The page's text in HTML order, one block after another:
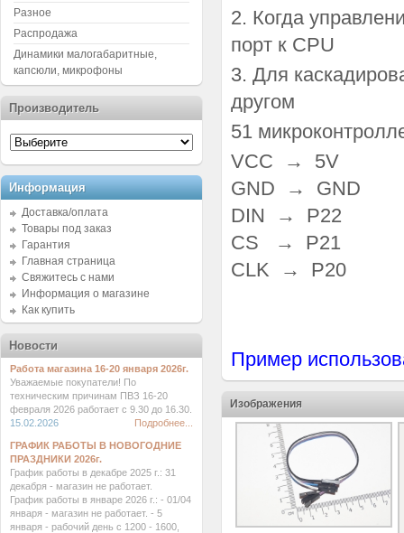
2. Когда
порт к CPU
3. Для
другом
51
VCC → 5V
GND → GND
DIN → P22
CS → P21
CLK → P20
Пример
Изображения
Разное
Распродажа
Динамики малогабаритные,
капсюли, микрофоны
Производитель
Информация
Доставка/оплата
Товары под заказ
Гарантия
Главная страница
Свяжитесь с нами
Информация о магазине
Как купить
Новости
Работа магазина 16-20 января 2026г.
Уважаемые покупатели! По
техническим причинам ПВЗ 16-20
февраля 2026 работает с 9.30 до 16.30.
15.02.2026
Подробнее...
ГРАФИК РАБОТЫ В НОВОГОДНИЕ
ПРАЗДНИКИ 2026г.
График работы в декабре 2025 г.: 31
декабря - магазин не работает.
График работы в январе 2026 г.: - 01/04
января - магазин не работает. - 5
января - рабочий день с 1200 - 1600,